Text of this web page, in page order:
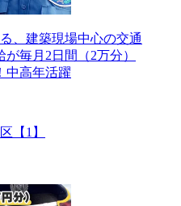
、建築現場中心の交通
毎月2日間（2万分）
中高年活躍
【1】